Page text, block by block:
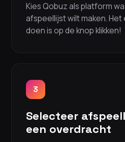
Kies Qobuz als platform
afspeellijst wilt maken.
doen is op de knop klikken!
3
Selecteer
een overdracht